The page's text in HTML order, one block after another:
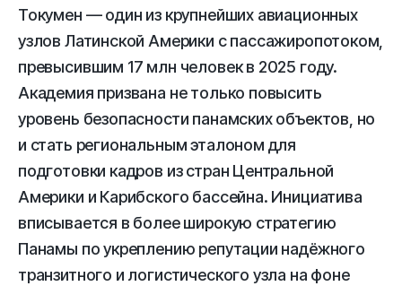
Токумен — один из крупнейших авиационных
узлов Латинской Америки с пассажиропотоком,
превысившим 17 млн человек в 2025 году.
Академия призвана не только повысить
уровень безопасности панамских объектов, но
и стать региональным эталоном для
подготовки кадров из стран Центральной
Америки и Карибского бассейна. Инициатива
вписывается в более широкую стратегию
Панамы по укреплению репутации надёжного
транзитного и логистического узла на фоне